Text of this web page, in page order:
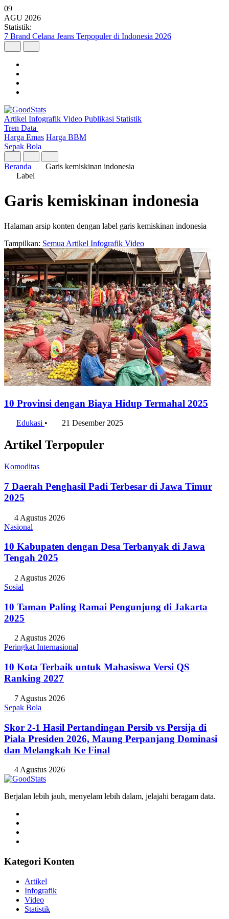
09
AGU 2026
Statistik:
7 Brand Celana Jeans Terpopuler di Indonesia 2026
Artikel Infografik Video Publikasi Statistik
Tren Data
Harga Emas Harga BBM
Sepak Bola
Beranda
Garis kemiskinan indonesia
Label
Garis kemiskinan indonesia
Halaman arsip konten dengan label garis kemiskinan indonesia
Tampilkan: Semua Artikel Infografik Video
10 Provinsi dengan Biaya Hidup Termahal 2025
Edukasi • 21 Desember 2025
Artikel Terpopuler
Komoditas
7 Daerah Penghasil Padi Terbesar di Jawa Timur
2025
4 Agustus 2026
Nasional
10 Kabupaten dengan Desa Terbanyak di Jawa
Tengah 2025
2 Agustus 2026
Sosial
10 Taman Paling Ramai Pengunjung di Jakarta
2025
2 Agustus 2026
Peringkat Internasional
10 Kota Terbaik untuk Mahasiswa Versi QS
Ranking 2027
7 Agustus 2026
Sepak Bola
Skor 2-1 Hasil Pertandingan Persib vs Persija di
Piala Presiden 2026, Maung Perpanjang Dominasi
dan Melangkah Ke Final
4 Agustus 2026
Berjalan lebih jauh, menyelam lebih dalam, jelajahi beragam data.
Kategori Konten
Artikel
Infografik
Video
Statistik